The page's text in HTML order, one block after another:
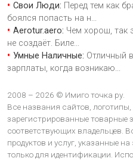
Свои Люди: Перед тем как
боялся попасть на н...
Aerotur.aero: Чем хорош, так
не создаёт. Биле...
Умные Наличные: Отличный
зарплаты, когда возникаю...
2008 – 2026 © Имиго точка ру.
Все названия сайтов,
зарегистрированные товарные
соответствующих владельцев.
продуктов и услуг, указанные
только для идентификации.